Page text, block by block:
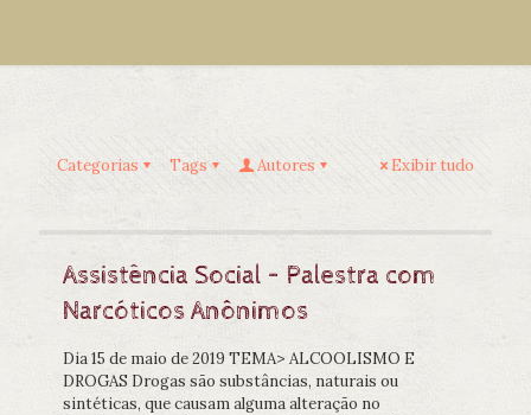
Categorias Tags Autores Exibir tudo
Assistência Social – Palestra com
Narcóticos Anônimos
Dia 15 de maio de 2019 TEMA> ALCOOLISMO E
DROGAS Drogas são substâncias, naturais ou
sintéticas, que causam alguma alteração no